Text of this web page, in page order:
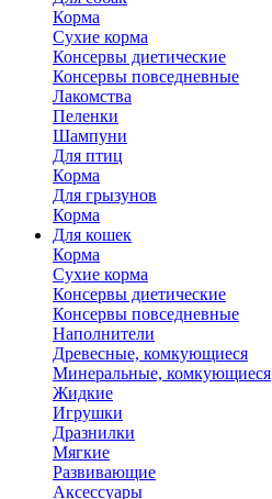
Корма
Сухие корма
Консервы диетические
Консервы повседневные
Лакомства
Пеленки
Шампуни
Для птиц
Корма
Для грызунов
Корма
Для кошек
Корма
Сухие корма
Консервы диетические
Консервы повседневные
Наполнители
Древесные, комкующиеся
Минеральные, комкующиеся
Жидкие
Игрушки
Дразнилки
Мягкие
Развивающие
Аксессуары